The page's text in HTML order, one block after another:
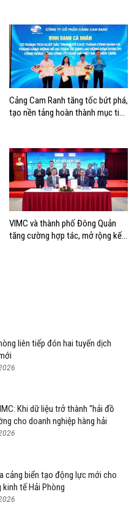
Cảng Cam Ranh tăng tốc bứt phá,
tạo nền tảng hoàn thành mục tiêu
VIMC và thành phố Đông Quản
tăng cường hợp tác, mở rộng kết
liên tiếp đón hai tuyến dịch
Khi dữ liệu trở thành “hải đồ
cho doanh nghiệp hàng hải
cảng biển tạo động lực mới cho
tế Hải Phòng